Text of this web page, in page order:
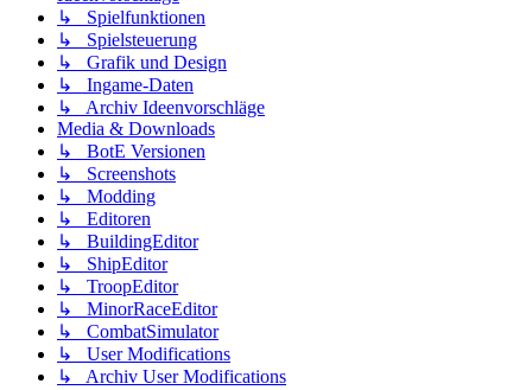
↳ Spielfunktionen
↳ Spielsteuerung
↳ Grafik und Design
↳ Ingame-Daten
↳ Archiv Ideenvorschläge
Media & Downloads
↳ BotE Versionen
↳ Screenshots
↳ Modding
↳ Editoren
↳ BuildingEditor
↳ ShipEditor
↳ TroopEditor
↳ MinorRaceEditor
↳ CombatSimulator
↳ User Modifications
↳ Archiv User Modifications